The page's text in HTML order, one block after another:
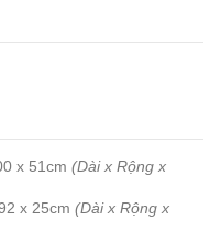
x 51cm (Dài x Rộng x
x 25cm (Dài x Rộng x